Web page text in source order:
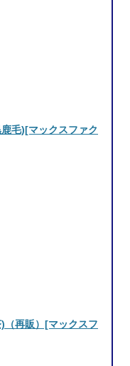
毛)[マックスファク
再販）[マックスフ